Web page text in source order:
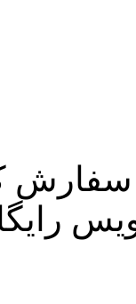
کالا: